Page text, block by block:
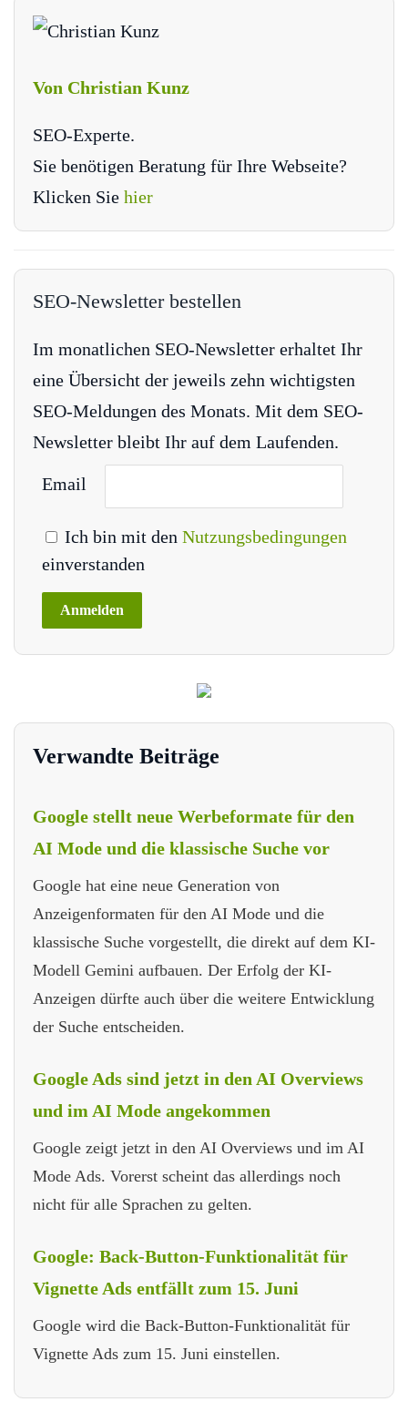
Von Christian Kunz
SEO-Experte.
Sie benötigen Beratung für Ihre Webseite?
Klicken Sie hier
SEO-Newsletter bestellen
Im monatlichen SEO-Newsletter erhaltet Ihr
eine Übersicht der jeweils zehn wichtigsten
SEO-Meldungen des Monats. Mit dem SEO-
Newsletter bleibt Ihr auf dem Laufenden.
Email
Ich bin mit den Nutzungsbedingungen
einverstanden
Verwandte Beiträge
Google stellt neue Werbeformate für den
AI Mode und die klassische Suche vor
Google hat eine neue Generation von
Anzeigenformaten für den AI Mode und die
klassische Suche vorgestellt, die direkt auf dem KI-
Modell Gemini aufbauen. Der Erfolg der KI-
Anzeigen dürfte auch über die weitere Entwicklung
der Suche entscheiden.
Google Ads sind jetzt in den AI Overviews
und im AI Mode angekommen
Google zeigt jetzt in den AI Overviews und im AI
Mode Ads. Vorerst scheint das allerdings noch
nicht für alle Sprachen zu gelten.
Google: Back-Button-Funktionalität für
Vignette Ads entfällt zum 15. Juni
Google wird die Back-Button-Funktionalität für
Vignette Ads zum 15. Juni einstellen.